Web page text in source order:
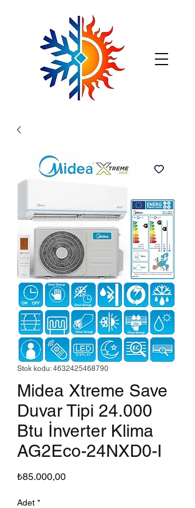
Stok kodu: 4632425468790
Midea Xtreme Save
Duvar Tipi 24.000
Btu İnverter Klima
AG2Eco-24NXD0-I
₺85.000,00Fiyat
Adet *